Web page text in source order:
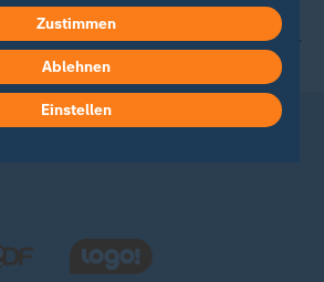
mit Wirkung für die Zukunft
widerrufen oder ändern.
Impressum.
findest du in unserer
Zustimmen
Ablehnen
Einstellen